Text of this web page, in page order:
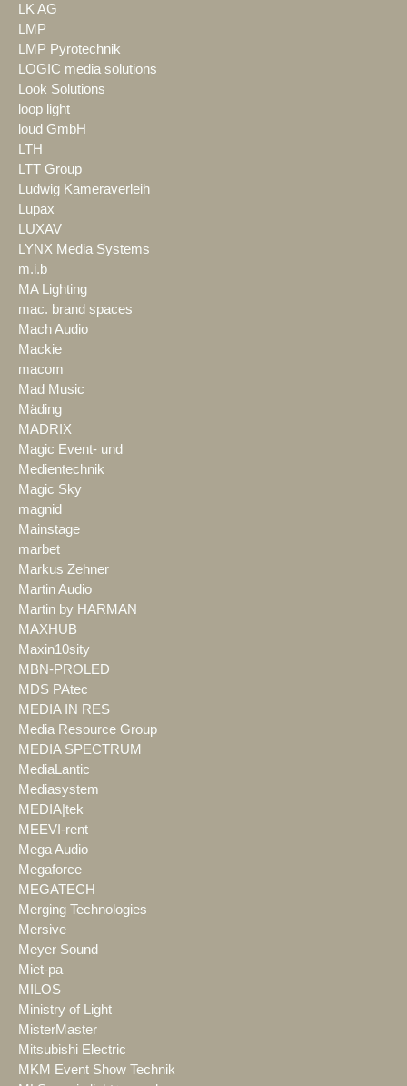
LK AG
LMP
LMP Pyrotechnik
LOGIC media solutions
Look Solutions
loop light
loud GmbH
LTH
LTT Group
Ludwig Kameraverleih
Lupax
LUXAV
LYNX Media Systems
m.i.b
MA Lighting
mac. brand spaces
Mach Audio
Mackie
macom
Mad Music
Mäding
MADRIX
Magic Event- und
Medientechnik
Magic Sky
magnid
Mainstage
marbet
Markus Zehner
Martin Audio
Martin by HARMAN
MAXHUB
Maxin10sity
MBN-PROLED
MDS PAtec
MEDIA IN RES
Media Resource Group
MEDIA SPECTRUM
MediaLantic
Mediasystem
MEDIA|tek
MEEVI-rent
Mega Audio
Megaforce
MEGATECH
Merging Technologies
Mersive
Meyer Sound
Miet-pa
MILOS
Ministry of Light
MisterMaster
Mitsubishi Electric
MKM Event Show Technik